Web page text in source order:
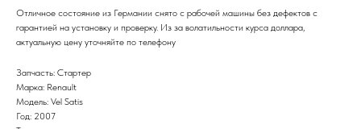
Отличное состояние из Германии снято с рабочей машины без дефектов с
гарантией на установку и проверку. Из за волатильности курса доллара,
актуальную цену уточняйте по телефону
Запчасть: Стартер
Марка: Renault
Модель: Vel Satis
Год: 2007